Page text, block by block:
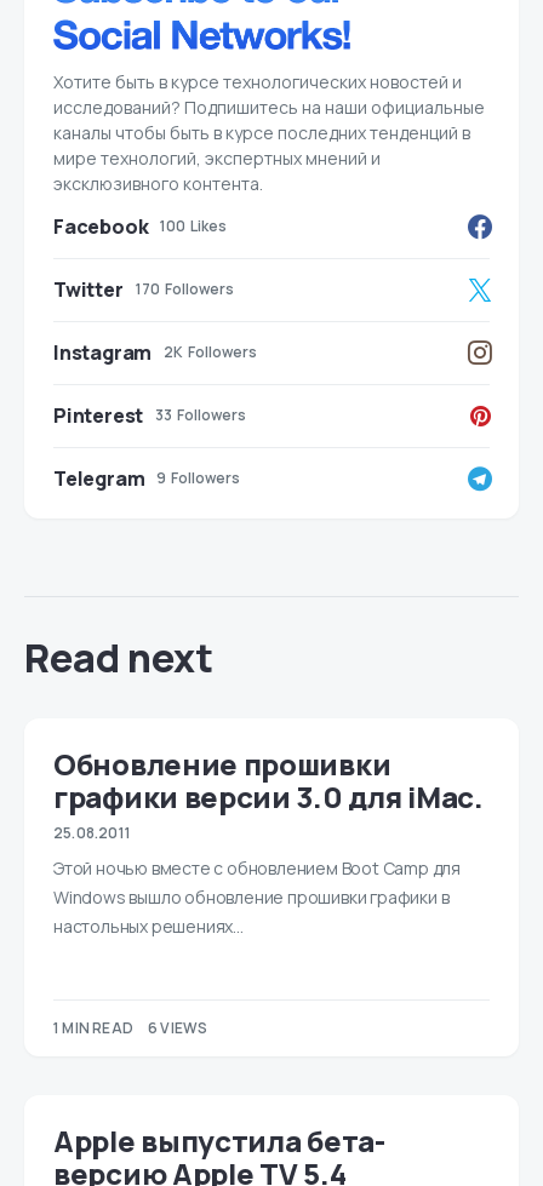
Хотите быть в курсе технологических новостей и
исследований? Подпишитесь на наши официальные
каналы чтобы быть в курсе последних тенденций в
мире технологий, экспертных мнений и
эксклюзивного контента.
Facebook 100 Likes
Twitter 170 Followers
Instagram 2K Followers
Pinterest 33 Followers
Telegram 9 Followers
Read next
Обновление прошивки
графики версии 3.0 для iMac.
25.08.2011
Этой ночью вместе с обновлением Boot Camp для
Windows вышло обновление прошивки графики в
настольных решениях…
1 MIN READ 6 VIEWS
Apple выпустила бета-
версию Apple TV 5.4